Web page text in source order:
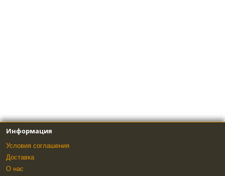
Информация
Условия соглашения
Доставка
О нас